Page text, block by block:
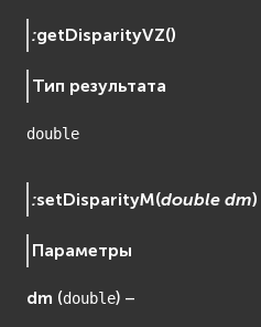
:getDisparityVZ()
Тип результата
double
:setDisparityM(double dm)
Параметры
dm (double) –